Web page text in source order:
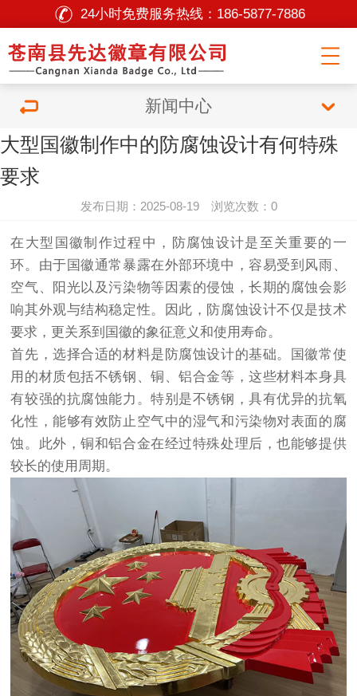
24小时免费服务热线： 186-5877-7886
新闻中心
大型国徽制作中的防腐蚀设计有何特殊
要求
发布日期：2025-08-19 浏览次数：0
在大型国徽制作过程中，防腐蚀设计是至关重要的一
环。由于国徽通常暴露在外部环境中，容易受到风雨、
空气、阳光以及污染物等因素的侵蚀，长期的腐蚀会影
响其外观与结构稳定性。因此，防腐蚀设计不仅是技术
要求，更关系到国徽的象征意义和使用寿命。
首先，选择合适的材料是防腐蚀设计的基础。国徽常使
用的材质包括不锈钢、铜、铝合金等，这些材料本身具
有较强的抗腐蚀能力。特别是不锈钢，具有优异的抗氧
化性，能够有效防止空气中的湿气和污染物对表面的腐
蚀。此外，铜和铝合金在经过特殊处理后，也能够提供
较长的使用周期。